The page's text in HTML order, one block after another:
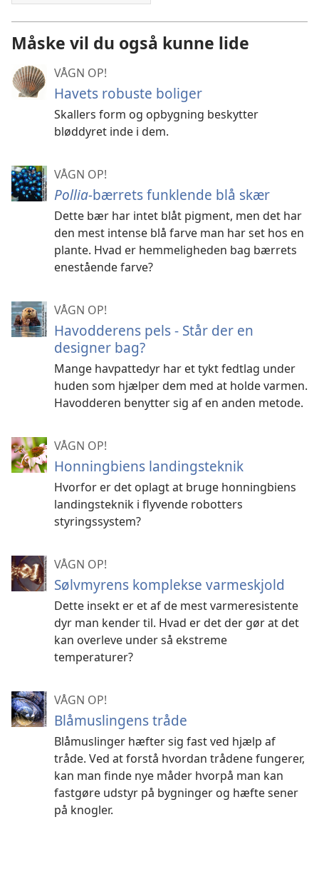
Måske vil du også kunne lide
VÅGN OP!
Havets robuste boliger
Skallers form og opbygning beskytter
bløddyret inde i dem.
VÅGN OP!
Pollia-bærrets funklende blå skær
Dette bær har intet blåt pigment, men det har
den mest intense blå farve man har set hos en
plante. Hvad er hemmeligheden bag bærrets
enestående farve?
VÅGN OP!
Havodderens pels - Står der en
designer bag?
Mange havpattedyr har et tykt fedtlag under
huden som hjælper dem med at holde varmen.
Havodderen benytter sig af en anden metode.
VÅGN OP!
Honningbiens landingsteknik
Hvorfor er det oplagt at bruge honningbiens
landingsteknik i flyvende robotters
styringssystem?
VÅGN OP!
Sølvmyrens komplekse varmeskjold
Dette insekt er et af de mest varmeresistente
dyr man kender til. Hvad er det der gør at det
kan overleve under så ekstreme
temperaturer?
VÅGN OP!
Blåmuslingens tråde
Blåmuslinger hæfter sig fast ved hjælp af
tråde. Ved at forstå hvordan trådene fungerer,
kan man finde nye måder hvorpå man kan
fastgøre udstyr på bygninger og hæfte sener
på knogler.